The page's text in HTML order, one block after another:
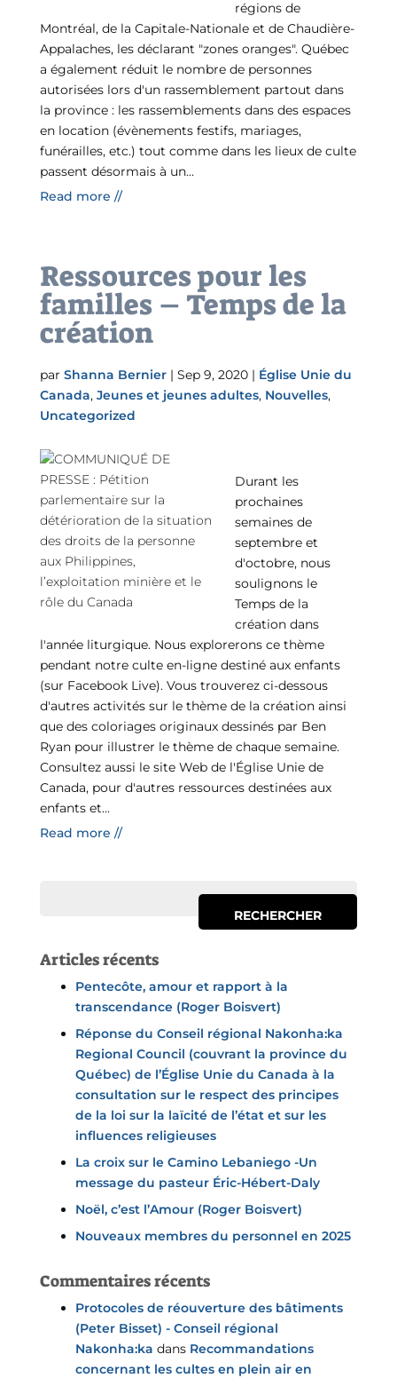
régions de
Montréal, de la Capitale-Nationale et de Chaudière-
Appalaches, les déclarant "zones oranges". Québec
a également réduit le nombre de personnes
autorisées lors d'un rassemblement partout dans
la province : les rassemblements dans des espaces
en location (évènements festifs, mariages,
funérailles, etc.) tout comme dans les lieux de culte
passent désormais à un...
Read more //
Ressources pour les
familles – Temps de la
création
par Shanna Bernier| Sep 9, 2020| Église Unie du
Canada, Jeunes et jeunes adultes, Nouvelles,
Uncategorized
Durant les
prochaines
semaines de
septembre et
d'octobre, nous
soulignons le
Temps de la
création dans
l'année liturgique. Nous explorerons ce thème
pendant notre culte en-ligne destiné aux enfants
(sur Facebook Live). Vous trouverez ci-dessous
d'autres activités sur le thème de la création ainsi
que des coloriages originaux dessinés par Ben
Ryan pour illustrer le thème de chaque semaine.
Consultez aussi le site Web de l'Église Unie de
Canada, pour d'autres ressources destinées aux
enfants et...
Read more //
Articles récents
Pentecôte, amour et rapport à la
transcendance (Roger Boisvert)
Réponse du Conseil régional Nakonha:ka
Regional Council (couvrant la province du
Québec) de l’Église Unie du Canada à la
consultation sur le respect des principes
de la loi sur la laïcité de l’état et sur les
influences religieuses
La croix sur le Camino Lebaniego -Un
message du pasteur Éric-Hébert-Daly
Noël, c’est l’Amour (Roger Boisvert)
Nouveaux membres du personnel en 2025
Commentaires récents
Protocoles de réouverture des bâtiments
(Peter Bisset) - Conseil régional
Nakonha:ka dans Recommandations
concernant les cultes en plein air en